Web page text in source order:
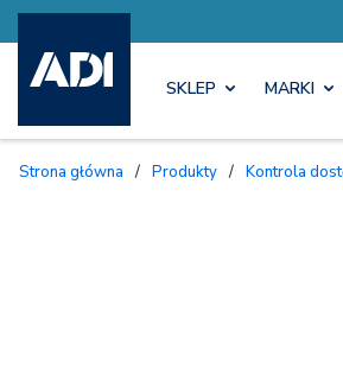
SKLEP MARKI
Strona główna / Produkty / Kontrola